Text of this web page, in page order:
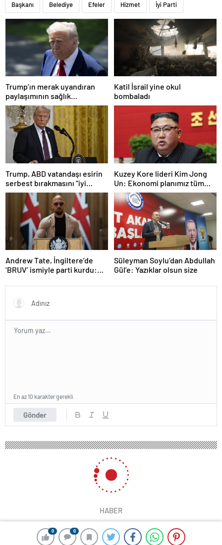
0 0
Başkanı Belediye Efeler Hizmet İyi Parti
Trump’ın merak uyandıran
paylaşımının sağlık
sistemiyle ilgili kararname
olduğu anlaşıldı
Katil İsrail yine okul
bombaladı
Trump, ABD vatandaşı esirin
serbest bırakmasını “iyi
niyetle atılmış bir adım”
olarak değerlendirdi
Kuzey Kore lideri Kim Jong
Un: Ekonomi planımız tüm
sektörlerde başarısız oldu
Andrew Tate, İngiltere’de
‘BRUV’ ismiyle parti kurdu:
propagandasını
yasaklayacağız’
Süleyman Soylu’dan Abdullah
Gül’e: Yazıklar olsun size
Gönder
En az 10 karakter gerekli
HABER